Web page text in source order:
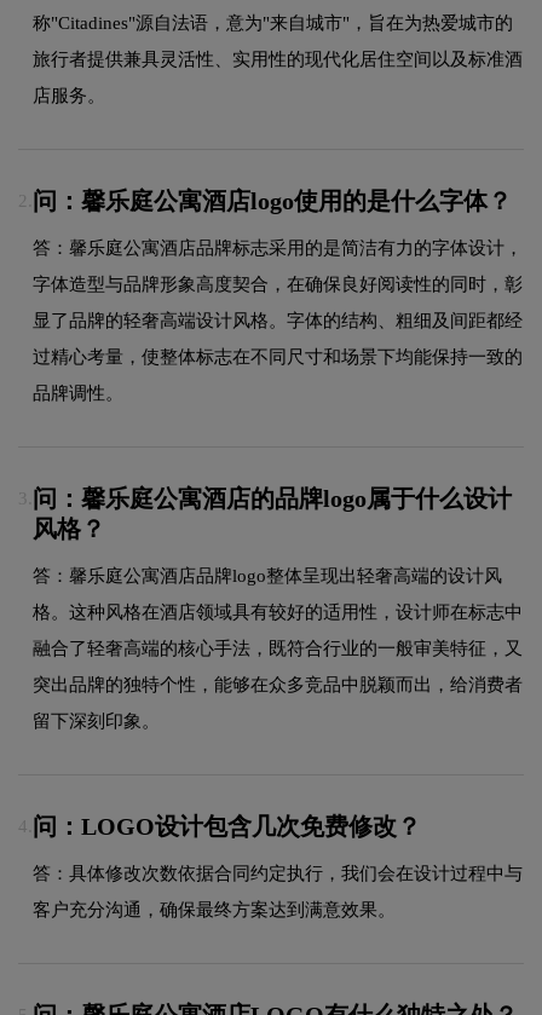
称"Citadines"源自法语，意为"来自城市"，旨在为热爱城市的
旅行者提供兼具灵活性、实用性的现代化居住空间以及标准酒
店服务。
2. 问：馨乐庭公寓酒店logo使用的是什么字体？
答：馨乐庭公寓酒店品牌标志采用的是简洁有力的字体设计，
字体造型与品牌形象高度契合，在确保良好阅读性的同时，彰
显了品牌的轻奢高端设计风格。字体的结构、粗细及间距都经
过精心考量，使整体标志在不同尺寸和场景下均能保持一致的
品牌调性。
3. 问：馨乐庭公寓酒店的品牌logo属于什么设计
风格？
答：馨乐庭公寓酒店品牌logo整体呈现出轻奢高端的设计风
格。这种风格在酒店领域具有较好的适用性，设计师在标志中
融合了轻奢高端的核心手法，既符合行业的一般审美特征，又
突出品牌的独特个性，能够在众多竞品中脱颖而出，给消费者
留下深刻印象。
4. 问：LOGO设计包含几次免费修改？
答：具体修改次数依据合同约定执行，我们会在设计过程中与
客户充分沟通，确保最终方案达到满意效果。